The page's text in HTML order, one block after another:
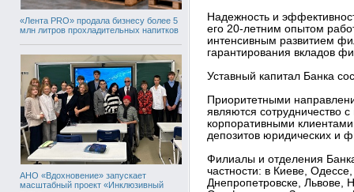
«Лента PRO» продала бизнесу более 5
млн литров прохладительных напитков
АНО «Вдохновение» запускает
масштабный проект «Инклюзивный
Надежность и
его 20-летним опытом
интенсивным развитием
гарантирования вкладов
Уставный капитал Банка
Приоритетными
являются сотрудничество
корпоративными
депозитов юридических и
Филиалы и отделения
частности: в Киеве,
Днепропетровске, Львове,